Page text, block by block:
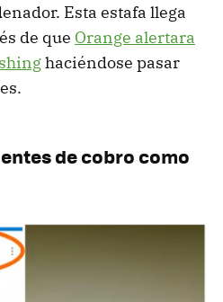
Esta estafa llega
de que Orange alertara
haciéndose pasar
de cobro como